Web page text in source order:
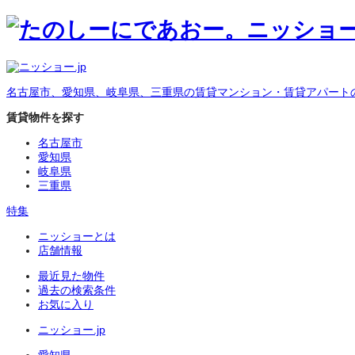
名古屋市、愛知県、岐阜県、三重県の賃貸マンション・賃貸アパート
賃貸物件を探す
名古屋市
愛知県
岐阜県
三重県
特集
ニッショーとは
店舗情報
最近見た物件
過去の検索条件
お気に入り
ニッショー.jp